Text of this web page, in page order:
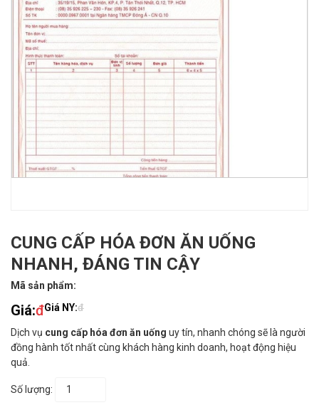
CUNG CẤP HÓA ĐƠN ĂN UỐNG
NHANH, ĐÁNG TIN CẬY
Mã sản phẩm:
Giá:đGiá NY:đ
Dịch vụ cung cấp hóa đơn ăn uống uy tín, nhanh chóng sẽ là người
đồng hành tốt nhất cùng khách hàng kinh doanh, hoạt động hiệu
quả.
Số lượng: